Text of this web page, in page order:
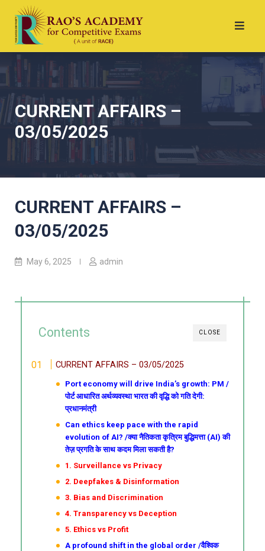
CURRENT AFFAIRS –
03/05/2025
CURRENT AFFAIRS –
03/05/2025
May 6, 2025 admin
CLOSE
Contents
CURRENT AFFAIRS – 03/05/2025
Port economy will drive India’s growth: PM /
पोर्ट आधारित अर्थव्यवस्था भारत की वृद्धि को गति देगी:
प्रधानमंत्री
Can ethics keep pace with the rapid
evolution of AI? /क्या नैतिकता कृत्रिम बुद्धिमत्ता (AI) की
तेज़ प्रगति के साथ कदम मिला सकती है?
1. Surveillance vs Privacy
2. Deepfakes & Disinformation
3. Bias and Discrimination
4. Transparency vs Deception
5. Ethics vs Profit
A profound shift in the global order /वैश्विक